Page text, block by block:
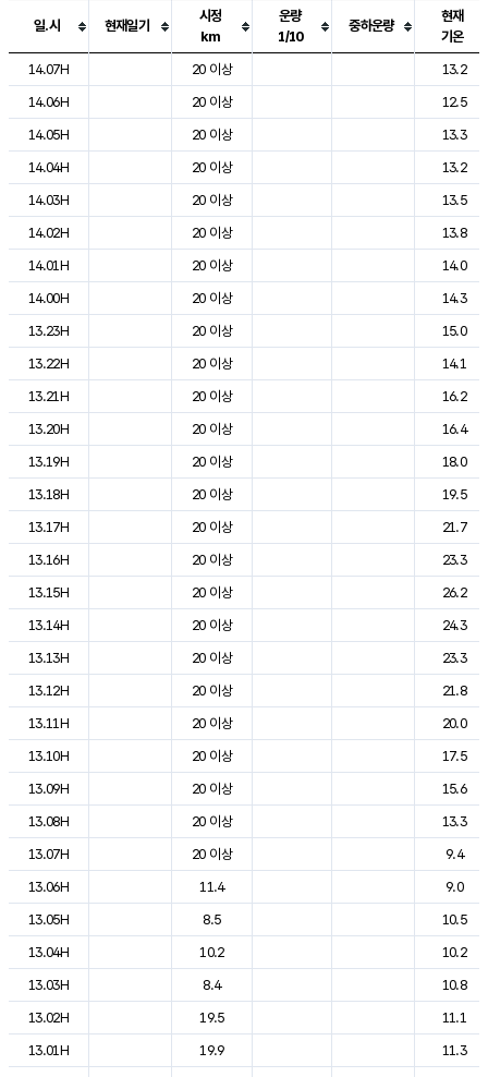
도시별 기상실황표로 지점, 날씨, 기온, 강수, 바람, 기압등을 안내한 표입
일.시 현재일기
시정
km
운량
1/10
중하운량
현재
기온
14.07H
20 이상
13.2
14.06H
20 이상
12.5
14.05H
20 이상
13.3
14.04H
20 이상
13.2
14.03H
20 이상
13.5
14.02H
20 이상
13.8
14.01H
20 이상
14.0
14.00H
20 이상
14.3
13.23H
20 이상
15.0
13.22H
20 이상
14.1
13.21H
20 이상
16.2
13.20H
20 이상
16.4
13.19H
20 이상
18.0
13.18H
20 이상
19.5
13.17H
20 이상
21.7
13.16H
20 이상
23.3
13.15H
20 이상
26.2
13.14H
20 이상
24.3
13.13H
20 이상
23.3
13.12H
20 이상
21.8
13.11H
20 이상
20.0
13.10H
20 이상
17.5
13.09H
20 이상
15.6
13.08H
20 이상
13.3
13.07H
20 이상
9.4
13.06H
11.4
9.0
13.05H
8.5
10.5
13.04H
10.2
10.2
13.03H
8.4
10.8
13.02H
19.5
11.1
13.01H
19.9
11.3